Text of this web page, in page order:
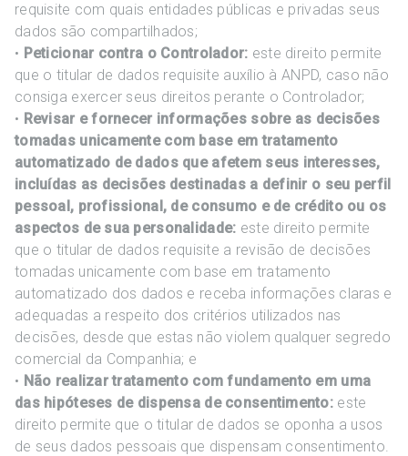
requisite com quais entidades públicas e privadas seus
dados são compartilhados;
• Peticionar contra o Controlador: este direito permite
que o titular de dados requisite auxílio à ANPD, caso não
consiga exercer seus direitos perante o Controlador;
• Revisar e fornecer informações sobre as decisões
tomadas unicamente com base em tratamento
automatizado de dados que afetem seus interesses,
incluídas as decisões destinadas a definir o seu perfil
pessoal, profissional, de consumo e de crédito ou os
aspectos de sua personalidade: este direito permite
que o titular de dados requisite a revisão de decisões
tomadas unicamente com base em tratamento
automatizado dos dados e receba informações claras e
adequadas a respeito dos critérios utilizados nas
decisões, desde que estas não violem qualquer segredo
comercial da Companhia; e
• Não realizar tratamento com fundamento em uma
das hipóteses de dispensa de consentimento: este
direito permite que o titular de dados se oponha a usos
de seus dados pessoais que dispensam consentimento.